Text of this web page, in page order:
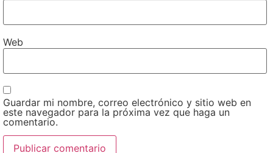
Web
Guardar mi nombre, correo electrónico y sitio web en
este navegador para la próxima vez que haga un
comentario.